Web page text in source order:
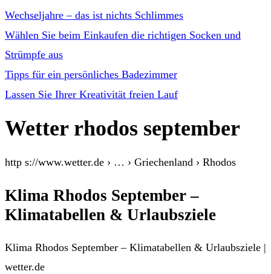
Wechseljahre – das ist nichts Schlimmes
Wählen Sie beim Einkaufen die richtigen Socken und
Strümpfe aus
Tipps für ein persönliches Badezimmer
Lassen Sie Ihrer Kreativität freien Lauf
Wetter rhodos september
http s://www.wetter.de › … › Griechenland › Rhodos
Klima Rhodos September –
Klimatabellen & Urlaubsziele
Klima Rhodos September – Klimatabellen & Urlaubsziele |
wetter.de